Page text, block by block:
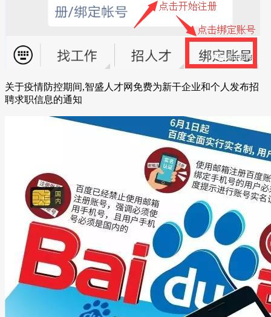
关于疫情防控期间,智盛人才网免费为新干企业和个人发布招
聘求职信息的通知